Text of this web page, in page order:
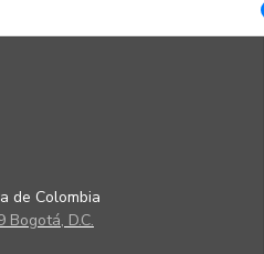
de Colombia
Bogotá, D.C.